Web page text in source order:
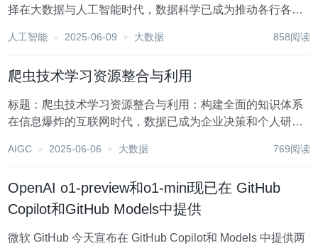
择在大数据与人工智能时代，数据科学已成为推动各行各业
需要扎实的数学、统计学基础，还需掌握编程技能、数据处
人工智能 2025-06-09 大数据 858阅读
爬虫技术学习资源整合与利用
标题：爬虫技术学习资源整合与利用：构建全面的知识体系
在信息爆炸的互联网时代，数据已成为企业决策和个人研究
逐渐成为数据分析、机器学习、市场调研等领域不可或缺的
AIGC 2025-06-06 大数据 769阅读
OpenAI o1-preview和o1-mini现已在 GitHub
Copilot和GitHub Models中提供
微软 GitHub 今天宣布在 GitHub Copilot和 Models 中提供两